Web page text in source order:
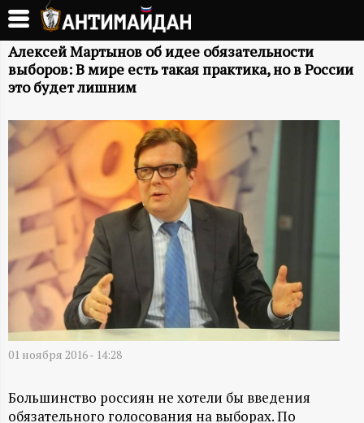
Перейти
основному
содержанию
А
Н
Т
М
Й
Д
А
Н
Алексей Мартынов об идее обязательности
выборов: В мире есть такая практика, но в России
это будет лишним
01 ноября 2016 - 14:28
Большинство россиян не хотели бы введения
обязательного голосования на выборах. По